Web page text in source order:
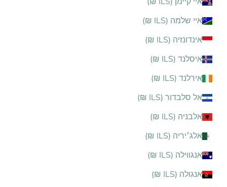
איי שלמה (ILS ₪)
אינדונזיה (ILS ₪)
איסלנד (ILS ₪)
אירלנד (ILS ₪)
אל סלבדור (ILS ₪)
אלבניה (ILS ₪)
אלג׳יריה (ILS ₪)
אנגווילה (ILS ₪)
אנגולה (ILS ₪)